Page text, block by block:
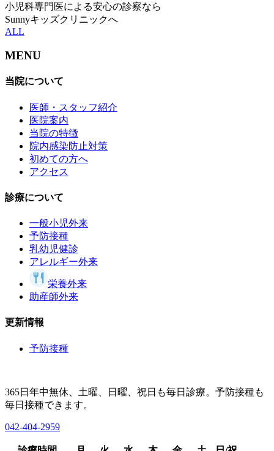
小児科専門医による安心の診察なら
Sunnyキッズクリニックへ
ALL
MENU
当院について
医師・スタッフ紹介
医院案内
当院の特徴
院内感染防止対策
初めての方へ
アクセス
診療について
一般小児外来
予防接種
乳幼児健診
アレルギー外来
栄養外来
助産師外来
更新情報
予防接種
365日年中無休、土曜、日曜、祝日も毎日診療。予防接種も
毎日接種できます。
042-404-2959